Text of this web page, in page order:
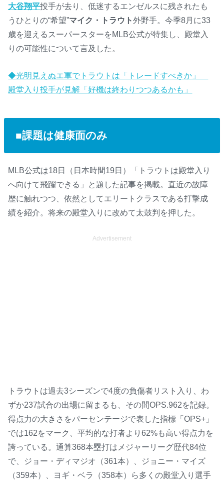
大谷翔平投手が去り、低迷するエンゼルスに残されたも
うひとりの“希望”マイク・トラウト外野手。今季8月に33
歳を迎えるスーパースターをMLB公式が特集し、殿堂入
りの可能性について言及した。
◆光明見えぬエ軍でトラウトは「トレードすべきか」
殿堂入り投手が見解「好機は終わりつつあるかも」
■課題は健康面のみ
MLB公式は18日（日本時間19日）「トラウトは殿堂入り
へ向けて飛躍できる」と題した記事を掲載。直近の故障
歴に触れつつ、依然としてエリートクラスである打撃成
績を紹介。将来の殿堂入りに改めて太鼓判を押した。
Advertisement
トラウトは過去3シーズンで4度の負傷者リスト入り、わ
ずか237試合の出場に留まるも、その間OPS.962を記録。
得点力の大きさをパーセンテージで表した指標「OPS+」
では162をマーク、平均的な打者より62%も高い得点力を
誇っている。通算368本塁打はメジャーリーグ歴代84位
で、ジョー・ディマジオ（361本）、ジョニー・マイズ
（359本）、ヨギ・ベラ（358本）ら多くの殿堂入り選手